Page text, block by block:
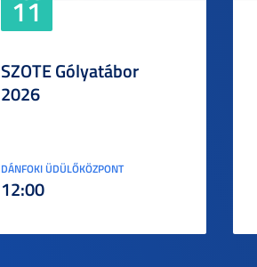
11
SZOTE Gólyatábor
2026
DÁNFOKI ÜDÜLŐKÖZPONT
12:00